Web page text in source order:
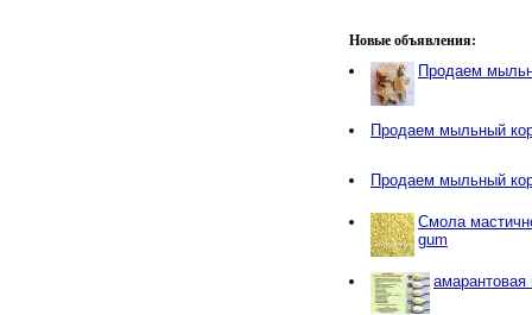
Новые объявления:
Продаем
Продаем мыльный
Продаем мыльный
Смола
gum
амарантовая